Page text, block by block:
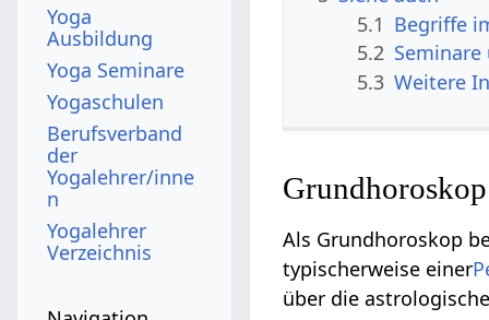
5.1 Begriffe
5.2
5.3 Weitere
Grundhoroskop
Als Grundhoroskop
typischerweise einer
über die
Yoga
Ausbildung
Yoga Seminare
Yogaschulen
Berufsverband
der
Yogalehrer/inne
n
Yogalehrer
Verzeichnis